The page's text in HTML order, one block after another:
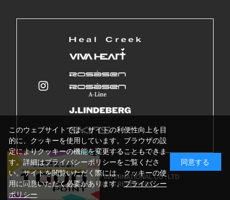
Copyright © GRIP INTERNATIONAL CO . LTD
ALL RIGHTS RESERVED.
このウェブサイトでは、サイトの利便性向上を目
的に、クッキーを使用しています。ブラウザの設
定によりクッキーの機能を変更することもできま
す。詳細はプライバシーポリシーをご覧くださ
い。サイトを閲覧いただく際には、クッキーの使
用に同意いただく必要があります。プライバシー
ポリシー
同意する